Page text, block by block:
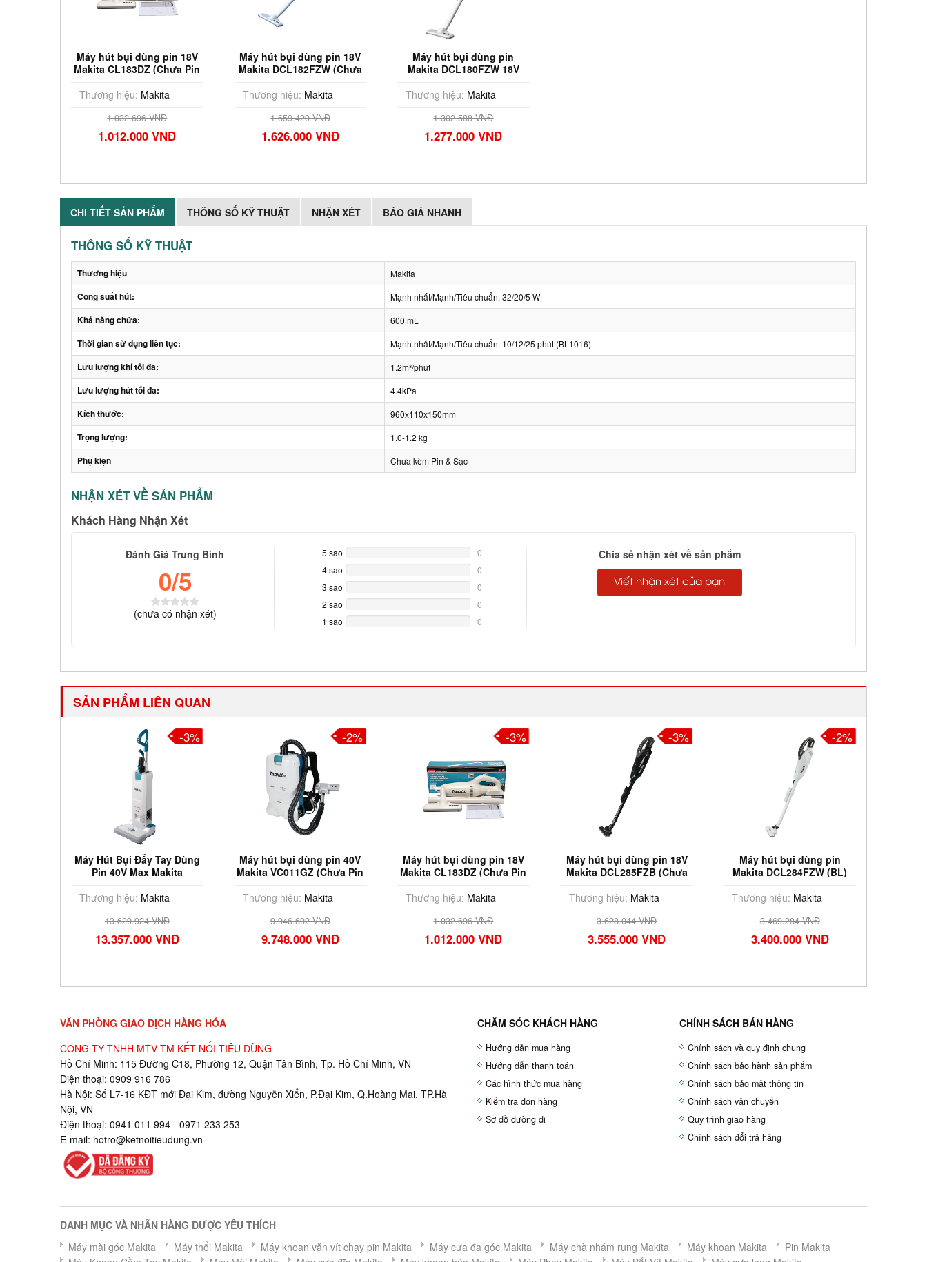
Máy hút bụi dùng pin 18V
Makita CL183DZ (Chưa Pin
Thương hiệu: Makita
1.032.696 VNĐ
1.012.000 VNĐ
Máy hút bụi dùng pin 18V
Makita DCL182FZW (Chưa
Thương hiệu: Makita
1.659.420 VNĐ
1.626.000 VNĐ
Máy hút bụi dùng pin
Makita DCL180FZW 18V
Thương hiệu: Makita
1.302.588 VNĐ
1.277.000 VNĐ
CHI TIẾT SẢN PHẨM THÔNG SỐ KỸ THUẬT NHẬN XÉT BÁO GIÁ NHANH
THÔNG SỐ KỸ THUẬT
Thương hiệu Makita
Công suất hút: Mạnh nhất/Mạnh/Tiêu chuẩn: 32/20/5 W
Khả năng chứa: 600 mL
Thời gian sử dụng liên tục: Mạnh nhất/Mạnh/Tiêu chuẩn: 10/12/25 phút (BL1016)
Lưu lượng khí tối đa: 1.2m³/phút
Lưu lượng hút tối đa: 4.4kPa
Kích thước: 960x110x150mm
Trọng lượng: 1.0-1.2 kg
Phụ kiện Chưa kèm Pin & Sạc
NHẬN XÉT VỀ SẢN PHẨM
Khách Hàng Nhận Xét
Đánh Giá Trung Bình
0/5
(chưa có nhận xét)
5 sao
Complete
0
4 sao
Complete
0
3 sao
Complete
0
2 sao
Complete
0
1 sao
0
Chia sẻ nhận xét về sản phẩm
Viết nhận xét của bạn
SẢN PHẨM LIÊN QUAN
Máy Hút Bụi Đẩy Tay Dùng
Pin 40V Max Makita
Thương hiệu: Makita
13.629.924 VNĐ
13.357.000 VNĐ
-3%
Máy hút bụi dùng pin 40V
Makita VC011GZ (Chưa Pin
Thương hiệu: Makita
9.946.692 VNĐ
9.748.000 VNĐ
-2%
Máy hút bụi dùng pin 18V
Makita CL183DZ (Chưa Pin
Thương hiệu: Makita
1.032.696 VNĐ
1.012.000 VNĐ
-3%
Máy hút bụi dùng pin 18V
Makita DCL285FZB (Chưa
Thương hiệu: Makita
3.628.044 VNĐ
3.555.000 VNĐ
-3%
Máy hút bụi dùng pin
Makita DCL284FZW (BL)
Thương hiệu: Makita
3.469.284 VNĐ
3.400.000 VNĐ
-2%
VĂN PHÒNG GIAO DỊCH HÀNG HÓA
CÔNG TY TNHH MTV TM KẾT NỐI TIÊU DÙNG
Hồ Chí Minh: 115 Đường C18, Phường 12, Quận Tân Bình, Tp. Hồ Chí Minh, VN
Điện thoại: 0909 916 786
Hà Nội: Số L7-16 KĐT mới Đại Kim, đường Nguyễn Xiển, P.Đại Kim, Q.Hoàng Mai, TP.Hà
Nội, VN
Điện thoại: 0941 011 994 - 0971 233 253
E-mail: hotro@ketnoitieudung.vn
CHĂM SÓC KHÁCH HÀNG
Hướng dẫn mua hàng
Hướng dẫn thanh toán
Các hình thức mua hàng
Kiểm tra đơn hàng
Sơ đồ đường đi
CHÍNH SÁCH BÁN HÀNG
Chính sách và quy định chung
Chính sách bảo hành sản phẩm
Chính sách bảo mật thông tin
Chính sách vận chuyển
Quy trình giao hàng
Chính sách đổi trả hàng
DANH MỤC VÀ NHÃN HÀNG ĐƯỢC YÊU THÍCH
Máy mài góc Makita
Máy thổi Makita Máy khoan vặn vít chạy pin Makita Máy cưa đa góc Makita Máy chà nhám rung Makita Máy khoan Makita
Pin Makita